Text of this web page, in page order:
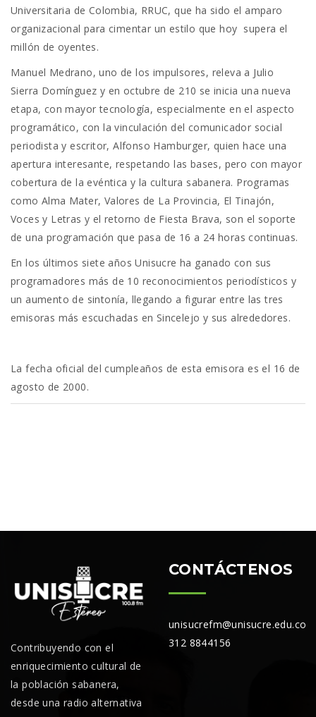
Universitaria de Colombia, RRUC, que ha sido el amparo
organizacional para cimentar un estilo que hoy supera el
millón de oyentes.
Manuel Medrano, uno de los impulsores, releva a Julio
Sierra Domínguez y en octubre de 210 se inicia una nueva
etapa, con mayor tecnología, especialmente en el aspecto
programático, con la vinculación del comunicador social
periodista y escritor, Alfonso Hamburger, quien hace una
apertura interesante, respetando las bases, pero con mayor
cobertura de la evéntica y la cultura sabanera. Programas
como Alma Mater, Valores de La Provincia, El Tinajón,
Voces y Letras y el retorno de Fiesta Brava, son el soporte
de una programación que pasa de 16 a 24 horas continuas.
En los últimos siete años Unisucre ha ganado con sus
programadores más de 10 reconocimientos periodísticos y
un aumento de sintonía, llegando a figurar entre las tres
emisoras más escuchadas en Sincelejo y sus alrededores.
La fecha oficial del cumpleaños de esta emisora es el 16 de
agosto de 2000.
Contribuyendo con el
enriquecimiento cultural de
la población sabanera,
desde una radio alternativa
CONTÁCTENOS
unisucrefm@unisucre.edu.co
312 8844156